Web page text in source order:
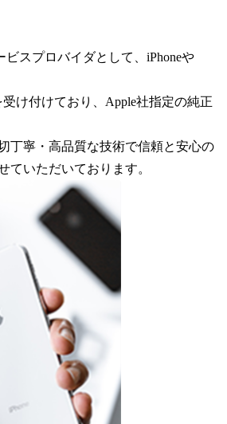
け付けており、Apple社指定の純正
丁寧・高品質な技術で信頼と安心の
ていただいております。